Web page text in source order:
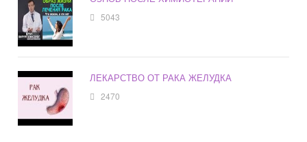
5043
ЛЕКАРСТВО ОТ РАКА ЖЕЛУДКА
2470